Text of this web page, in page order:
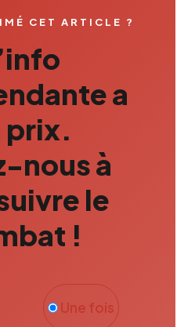
CET ARTICLE ?
a
prix.
nous à
le
!
Une fois